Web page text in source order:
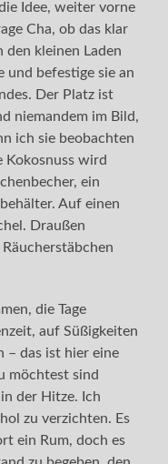
Idee, weiter vorne
Cha, ob das klar
den kleinen Laden
und befestige sie an
Der Platz ist
niemandem im Bild,
ich sie beobachten
Kokosnuss wird
ein
Auf einen
Draußen
die Tage
auf Süßigkeiten
– das ist hier eine
möchtest sind
der Hitze. Ich
zu verzichten. Es
ein Rum, doch es